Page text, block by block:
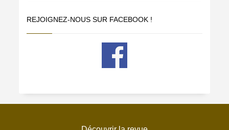
REJOIGNEZ-NOUS SUR FACEBOOK !